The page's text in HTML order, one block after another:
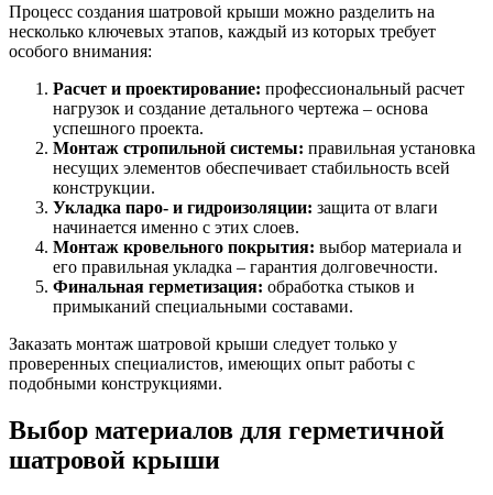
Процесс создания шатровой крыши можно разделить на
несколько ключевых этапов, каждый из которых требует
особого внимания:
Расчет и проектирование: профессиональный расчет
нагрузок и создание детального чертежа – основа
успешного проекта.
Монтаж стропильной системы: правильная установка
несущих элементов обеспечивает стабильность всей
конструкции.
Укладка паро- и гидроизоляции: защита от влаги
начинается именно с этих слоев.
Монтаж кровельного покрытия: выбор материала и
его правильная укладка – гарантия долговечности.
Финальная герметизация: обработка стыков и
примыканий специальными составами.
Заказать монтаж шатровой крыши следует только у
проверенных специалистов, имеющих опыт работы с
подобными конструкциями.
Выбор материалов для герметичной
шатровой крыши